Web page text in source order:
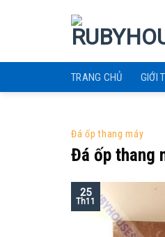
TRANG CHỦ
GIỚI
Đá ốp thang máy
Đá ốp thang
25
Th11